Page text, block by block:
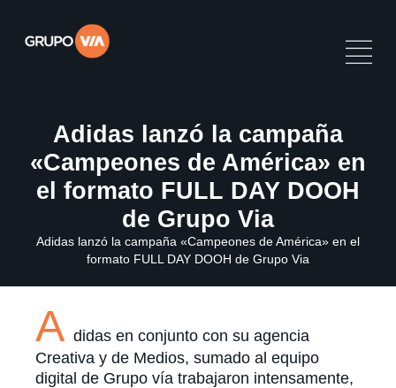
Adidas lanzó la campaña
«Campeones de América» en
el formato FULL DAY DOOH
de Grupo Via
Adidas lanzó la campaña «Campeones de América» en el
formato FULL DAY DOOH de Grupo Via
A didas en conjunto con su agencia
Creativa y de Medios, sumado al equipo
digital de Grupo vía trabajaron intensamente,